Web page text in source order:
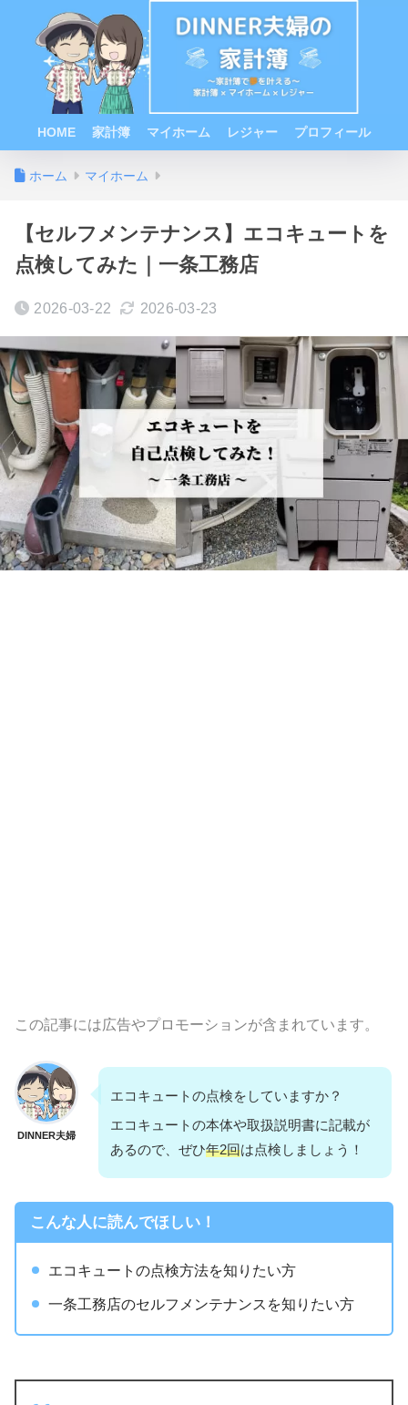
HOME 家計簿 マイホーム レジャー プロフィール
ホーム マイホーム
【セルフメンテナンス】エコキュートを
点検してみた｜一条工務店
2026-03-22 2026-03-23
この記事には広告やプロモーションが含まれています。
DINNER夫婦
エコキュートの点検をしていますか？
エコキュートの本体や取扱説明書に記載が
あるので、ぜひ年2回は点検しましょう！
こんな人に読んでほしい！
エコキュートの点検方法を知りたい方
一条工務店のセルフメンテナンスを知りたい方